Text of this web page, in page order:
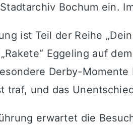
Bochum ein.
ist Teil der Reihe
Eggeling auf
Derby-
traf, und das
erwartet die